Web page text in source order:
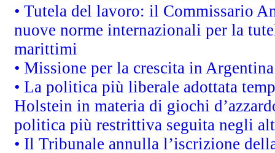
• Tutela del lavoro: il Commissario
nuove norme internazionali per la
marittimi
• Missione per la crescita in
• La politica più liberale adottata
Holstein in materia di giochi
politica più restrittiva seguita negli
• Il Tribunale annulla l’iscrizione